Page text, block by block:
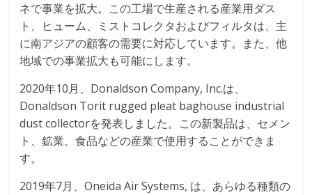
ネで事業を拡大。この工場で生産される産業用ダス
ト、ヒューム、ミストコレクタおよびフィルタは、主
に南アジアの顧客の需要に対応しています。また、他
地域での事業拡大も可能にします。
2020年10月、Donaldson Company, Inc.は、
Donaldson Torit rugged pleat baghouse industrial
dust collectorを発表しました。この新製品は、セメン
ト、鉱業、食品などの産業で使用することができま
す。
2019年7月、Oneida Air Systems, は、あらゆる種類の